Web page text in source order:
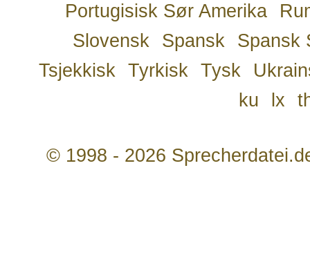
Portugisisk Sør Amerika
Slovensk
Spansk
Spansk
Tsjekkisk
Tyrkisk Tysk
ku
lx
© 1998 - 2026